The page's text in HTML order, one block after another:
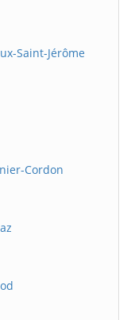
Saint-Jérôme
Cordon